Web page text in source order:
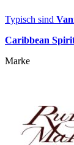
Typisch sind
Caribbean
Marke